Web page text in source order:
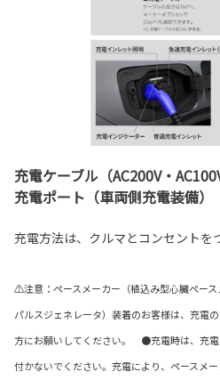
充電ケーブル（AC200V・
充電ポート（車両側充電装備）
充電方法は、クルマとコンセントを
⚠注意：ペースメーカー（植込み型心臓ペー
パルスジェネレータ）装着のお客様は、充電
方にお願いしてください。 ●充電時は、充電
付かないでください。充電により、ペースメ